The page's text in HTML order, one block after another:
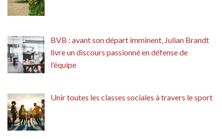
BVB : avant son départ imminent, Julian Brandt
livre un discours passionné en défense de
l’équipe
Unir toutes les classes sociales à travers le sport